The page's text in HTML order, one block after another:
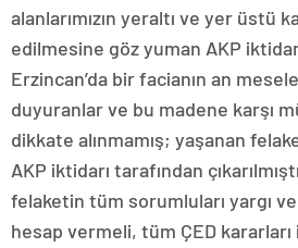
alanlarımızın yeraltı ve yer üstü
edilmesine göz yuman AKP
Erzincan’da bir facianın an
duyuranlar ve bu madene karşı
dikkate alınmamış; yaşanan
AKP iktidarı tarafından
felaketin tüm sorumluları yargı
hesap vermeli, tüm ÇED